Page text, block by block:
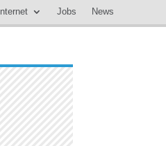
Internet Jobs News